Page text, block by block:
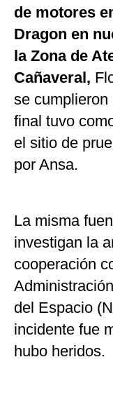
de motores
Dragon en
la Zona de
Cañaveral,
se
final tuvo
el sitio de
por Ansa.
La misma
investigan la
cooperación
del Espacio
incidente fue
hubo heridos.